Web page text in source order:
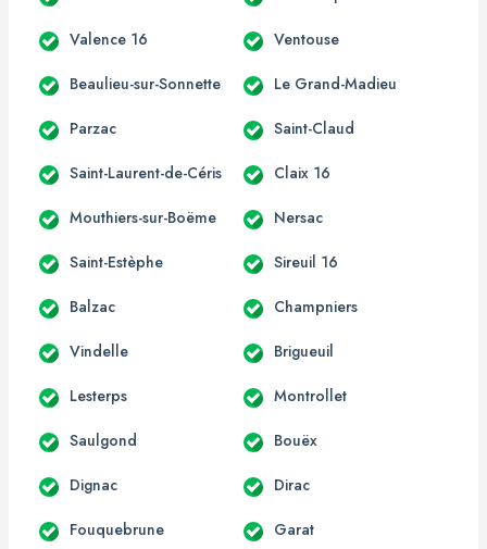
Valence 16 Ventouse
Beaulieu-sur-Sonnette Le Grand-Madieu
Parzac Saint-Claud
Saint-Laurent-de-Céris Claix 16
Mouthiers-sur-Boëme Nersac
Saint-Estèphe Sireuil 16
Balzac Champniers
Vindelle Brigueuil
Lesterps Montrollet
Saulgond Bouëx
Dignac Dirac
Fouquebrune Garat